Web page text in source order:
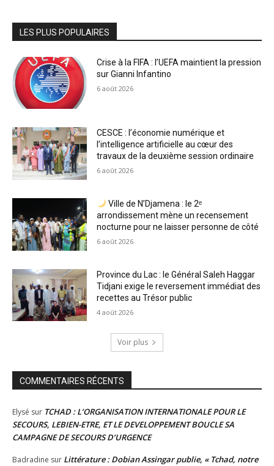
LES PLUS POPULAIRES
Crise à la FIFA : l’UEFA maintient la pression
sur Gianni Infantino
6 août 2026
CESCE : l’économie numérique et
l’intelligence artificielle au cœur des
travaux de la deuxième session ordinaire
6 août 2026
Ville de N’Djamena : le 2ᵉ
arrondissement mène un recensement
nocturne pour ne laisser personne de côté
6 août 2026
Province du Lac : le Général Saleh Haggar
Tidjani exige le reversement immédiat des
recettes au Trésor public
4 août 2026
Voir plus
COMMENTAIRES RÉCENTS
Elysé sur TCHAD : L’ORGANISATION INTERNATIONALE POUR LE
SECOURS, LEBIEN-ETRE, ET LE DEVELOPPEMENT BOUCLE SA
CAMPAGNE DE SECOURS D’URGENCE
Badradine sur Littérature : Dobian Assingar publie, « Tchad, notre